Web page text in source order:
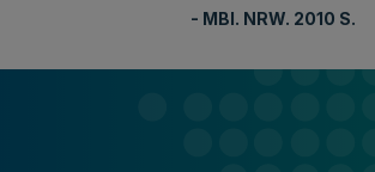
- MBl. NRW. 2010 S.